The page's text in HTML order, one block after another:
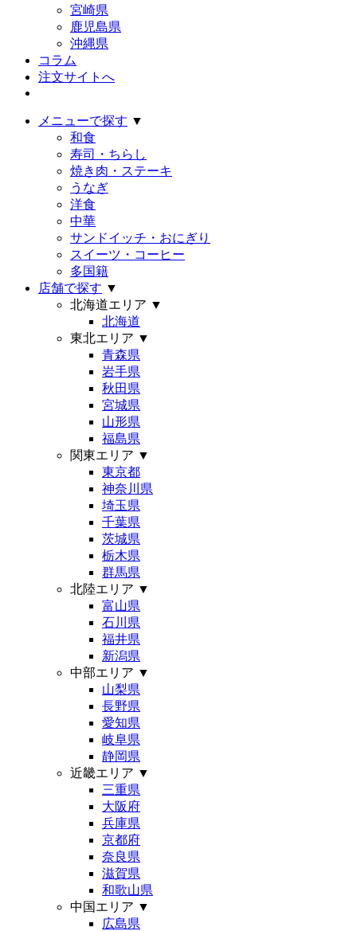
宮崎県
鹿児島県
沖縄県
コラム
注文サイトへ
メニューで探す ▼
和食
寿司・ちらし
焼き肉・ステーキ
うなぎ
洋食
中華
サンドイッチ・おにぎり
スイーツ・コーヒー
多国籍
店舗で探す ▼
北海道エリア ▼
北海道
東北エリア ▼
青森県
岩手県
秋田県
宮城県
山形県
福島県
関東エリア ▼
東京都
神奈川県
埼玉県
千葉県
茨城県
栃木県
群馬県
北陸エリア ▼
富山県
石川県
福井県
新潟県
中部エリア ▼
山梨県
長野県
愛知県
岐阜県
静岡県
近畿エリア ▼
三重県
大阪府
兵庫県
京都府
奈良県
滋賀県
和歌山県
中国エリア ▼
広島県